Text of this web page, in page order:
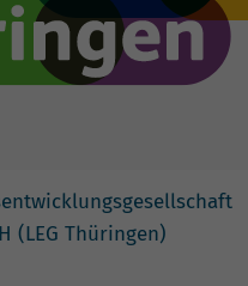
(LEG Thüringen)